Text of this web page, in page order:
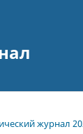
журнал